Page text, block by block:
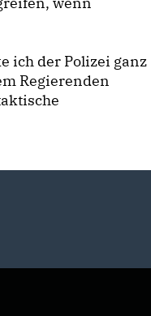
ich der Polizei ganz
Regierenden